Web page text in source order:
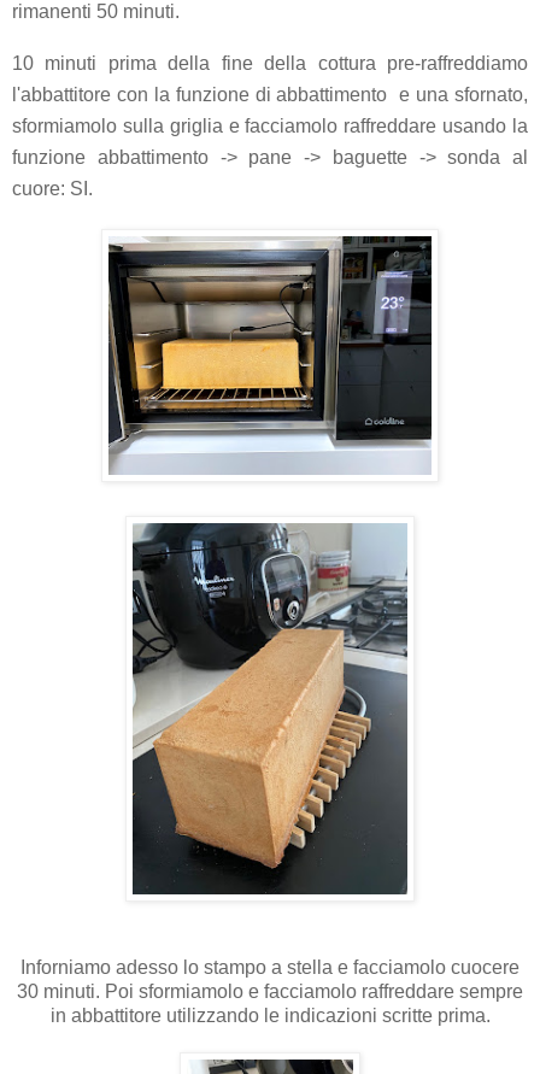
rimanenti 50 minuti.
10 minuti prima della fine della cottura pre-raffreddiamo
l'abbattitore con la funzione di abbattimento e una sfornato,
sformiamolo sulla griglia e facciamolo raffreddare usando la
funzione abbattimento -> pane -> baguette -> sonda al
cuore: SI.
Inforniamo adesso lo stampo a stella e facciamolo cuocere
30 minuti. Poi sformiamolo e facciamolo raffreddare sempre
in abbattitore utilizzando le indicazioni scritte prima.